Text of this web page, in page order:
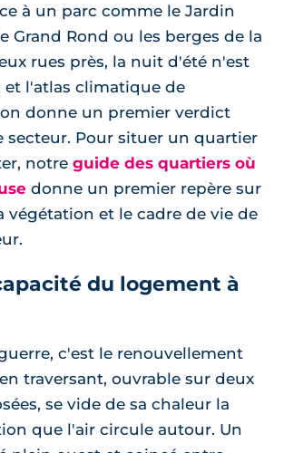
à un parc comme le Jardin
Grand Rond ou les berges de la
rues près, la nuit d'été n'est
et l'atlas climatique de
donne un premier verdict
secteur. Pour situer un quartier
notre guide des quartiers où
donne un premier repère sur
végétation et le cadre de vie de
du logement à
c'est le renouvellement
traversant, ouvrable sur deux
se vide de sa chaleur la
que l'air circule autour. Un